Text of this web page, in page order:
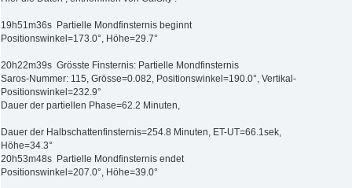
19h51m36s Partielle Mondfinsternis beginnt
Positionswinkel=173.0°, Höhe=29.7°
20h22m39s Grösste Finsternis: Partielle Mondfinsternis
Saros-Nummer: 115, Grösse=0.082, Positionswinkel=190.0°, Vertikal-
Positionswinkel=232.9°
Dauer der partiellen Phase=62.2 Minuten,
Dauer der Halbschattenfinsternis=254.8 Minuten, ET-UT=66.1sek,
Höhe=34.3°
20h53m48s Partielle Mondfinsternis endet
Positionswinkel=207.0°, Höhe=39.0°